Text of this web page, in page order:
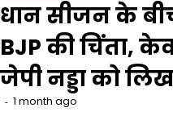
धान सीजन के
BJP की चिंता,
जेपी नड्डा को
1 month ago